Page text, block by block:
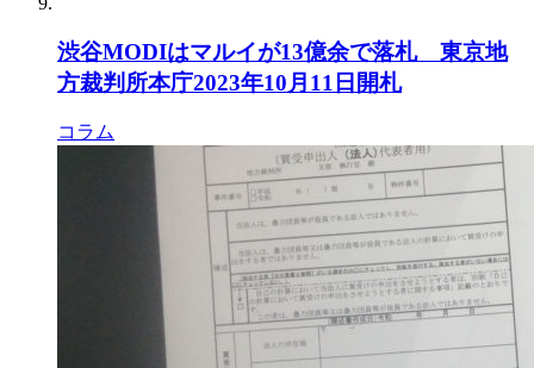
渋谷MODIはマルイが13億余で落札 東京地
方裁判所本庁2023年10月11日開札
コラム